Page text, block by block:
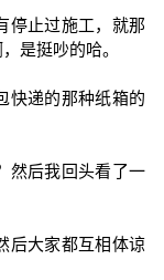
停止过施工，就那
是挺吵的哈。
快递的那种纸箱的
然后我回头看了一
后大家都互相体谅